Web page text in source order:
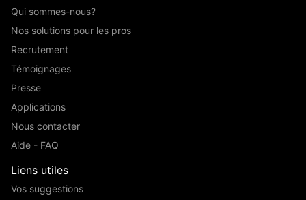
Qui sommes-nous?
Nos solutions pour les pros
Recrutement
Témoignages
Presse
Applications
Nous contacter
Aide - FAQ
Liens utiles
Vos suggestions